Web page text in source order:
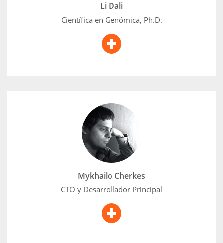
Li Dali
Científica en Genómica, Ph.D.
Estados Unidos.
Mykhailo Cherkes
CTO y Desarrollador Principal
Mykhailo Cherkes
Con 20 años de experiencia variada e
interdisciplinaria en la industria del software,
Mykhailo ha realizado numerosos proyectos de
investigación exitosos en medicina de precisión
utilizando modelos de IA/ML.